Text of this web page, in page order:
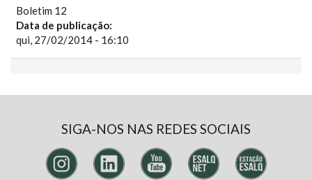
Boletim 12
Data de publicação:
qui, 27/02/2014 - 16:10
SIGA-NOS NAS REDES SOCIAIS